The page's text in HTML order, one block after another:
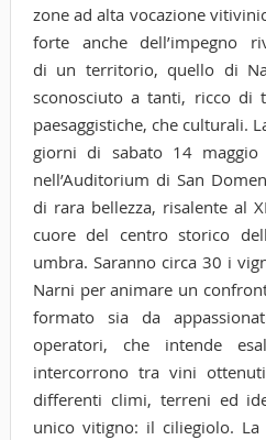
zone ad alta vocazione
forte anche dell’impegno
di un territorio, quello di
sconosciuto a tanti, ricco di
paesaggistiche, che culturali.
giorni di sabato 14
nell’Auditorium di San
di rara bellezza, risalente al
cuore del centro storico
umbra. Saranno circa 30 i
Narni per animare un
formato sia da
operatori, che intende
intercorrono tra vini
differenti climi, terreni ed
unico vitigno: il ciliegiolo. La